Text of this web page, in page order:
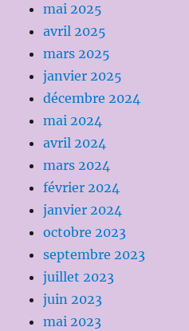
mai 2025
avril 2025
mars 2025
janvier 2025
décembre 2024
mai 2024
avril 2024
mars 2024
février 2024
janvier 2024
octobre 2023
septembre 2023
juillet 2023
juin 2023
mai 2023